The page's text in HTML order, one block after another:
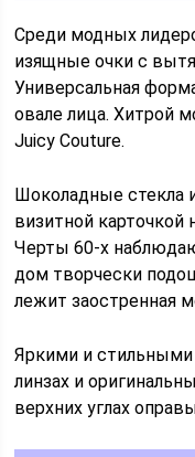
Среди модных
изящные очки с
Универсальная
овале лица. Хитрой
Juicy Couture.
Шоколадные стекла
визитной карточкой
Черты 60-х
дом творчески
лежит заостренная
Яркими и стильными
линзах и
верхних углах